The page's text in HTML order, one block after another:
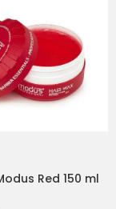
Red 150 ml